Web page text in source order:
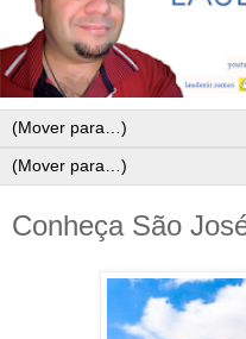
Conheça São